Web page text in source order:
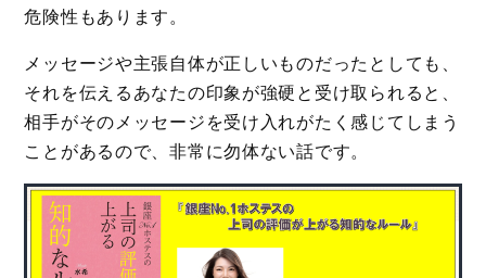
危険性もあります。
メッセージや主張自体が正しいものだったとしても、
それを伝えるあなたの印象が強硬と受け取られると、
相手がそのメッセージを受け入れがたく感じてしまう
ことがあるので、非常に勿体ない話です。